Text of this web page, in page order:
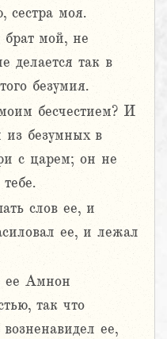
сестра моя.
брат мой, не
делается так в
безумия.
бесчестием? И
безумных в
с царем; он не
слов ее, и
ее, и лежал
ее Амнон
так что
ее,